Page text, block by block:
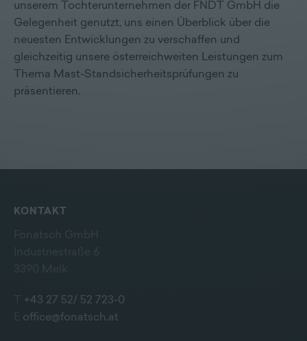
unserem Tochterunternehmen der FNDT GmbH die
Gelegenheit genutzt, uns einen Überblick über die
neuesten Entwicklungen zu verschaffen und
gleichzeitig unsere österreichweiten Leistungen zum
Thema Mast-Standsicherheitsprüfungen zu
präsentieren.
KONTAKT
+43 27 52/ 52 723-0
office@fonatsch.at